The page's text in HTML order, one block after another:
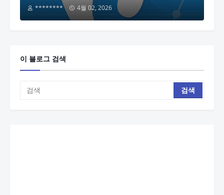
******** 4월 02, 2026
이 블로그 검색